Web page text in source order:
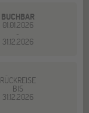
BUCHBAR
01.01.2026
-
31.12.2026
RÜCKREISE
BIS
31.12.2026